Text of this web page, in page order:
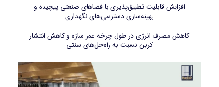
افزایش قابلیت تطبیق‌پذیری با فضاهای صنعتی پیچیده و
بهینه‌سازی دسترسی‌های نگهداری
کاهش مصرف انرژی در طول چرخه عمر سازه و کاهش انتشار
کربن نسبت به راه‌حل‌های سنتی